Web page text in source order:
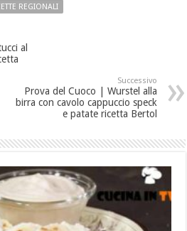
REGIONALI
al
Successivo
Prova del Cuoco | Wurstel alla
birra con cavolo cappuccio speck
e patate ricetta Bertol